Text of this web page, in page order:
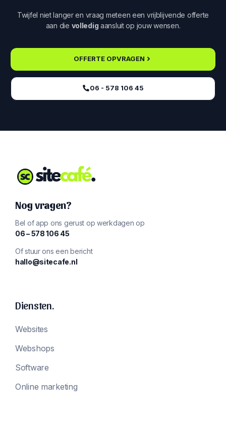
Twijfel niet langer en vraag meteen een vrijblijvende offerte
aan die volledig aansluit op jouw wensen.
OFFERTE OPVRAGEN
06 - 578 106 45‬
Nog vragen?
Bel of app ons gerust op werkdagen op
‪06 – 578 106 45‬
Of stuur ons een bericht
hallo@sitecafe.nl
Diensten.
Websites
Webshops
Software
Online marketing